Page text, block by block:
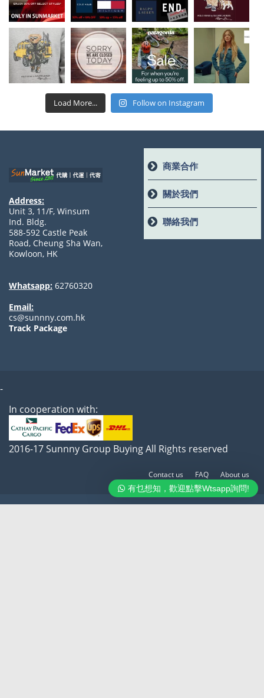
有乜想知，歡迎點擊Wtsapp詢問!
Load More... Follow on Instagram
Address:
Unit 3, 11/F, Winsum
Ind. Bldg.
588-592 Castle Peak
Road, Cheung Sha Wan,
Kowloon, HK
Whatsapp: 62760320
Email:
cs@sunnny.com.hk
Track Package
商業合作
關於我們
聯絡我們
-
In cooperation with:
2016-17 Sunnny Group Buying All Rights reserved
Contact us FAQ About us